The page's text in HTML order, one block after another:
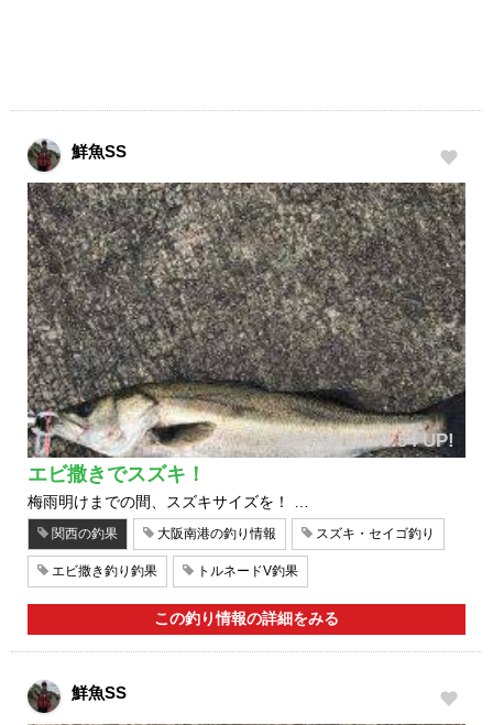
鮮魚SS
2017/06/14 09:54 UP!
エビ撒きでスズキ！
梅雨明けまでの間、スズキサイズを！ …
関西の釣果 大阪南港の釣り情報 スズキ・セイゴ釣り
エビ撒き釣り釣果 トルネードV釣果
この釣り情報の詳細をみる
鮮魚SS